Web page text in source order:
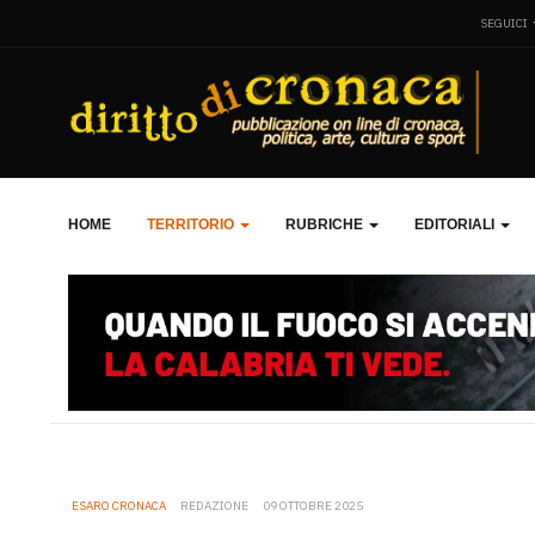
SEGUICI
HOME TERRITORIO RUBRICHE EDITORIALI
ESARO CRONACA REDAZIONE 09 OTTOBRE 2025